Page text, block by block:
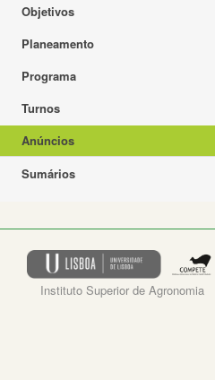
Objetivos
Planeamento
Programa
Turnos
Anúncios
Sumários
Instituto Superior de Agronomia